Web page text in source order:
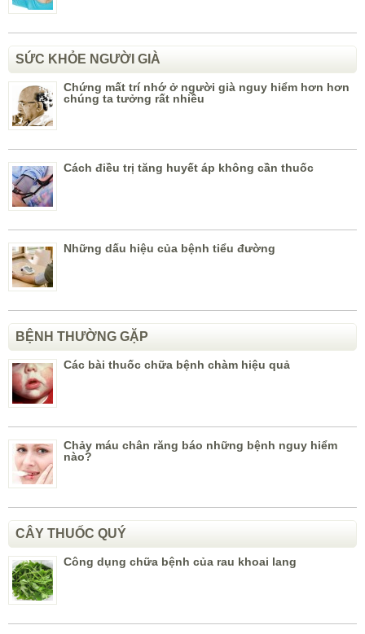
SỨC KHỎE NGƯỜI GIÀ
Chứng mất trí nhớ ở người già nguy hiểm hơn hơn
chúng ta tưởng rất nhiều
Cách điều trị tăng huyết áp không cần thuốc
Những dấu hiệu của bệnh tiểu đường
BỆNH THƯỜNG GẶP
Các bài thuốc chữa bệnh chàm hiệu quả
Chảy máu chân răng báo những bệnh nguy hiểm
nào?
CÂY THUỐC QUÝ
Công dụng chữa bệnh của rau khoai lang